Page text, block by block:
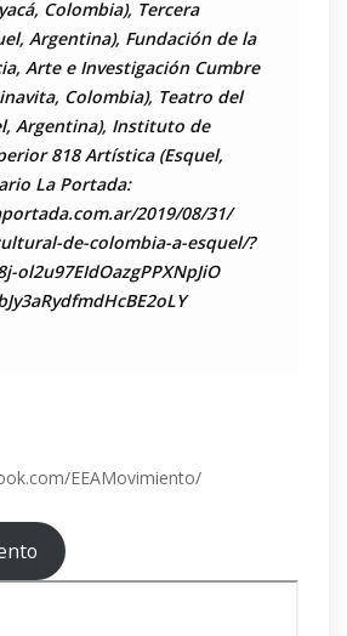
Colombia), Tercera
Argentina), Fundación de la
Arte e Investigación Cumbre
Colombia), Teatro del
Argentina), Instituto de
818 Artística (Esquel,
La Portada:
2019/08/31/
de-colombia-a-esquel/?
ol2u97EIdOazgPPXNpJiO
EEAMovimiento/